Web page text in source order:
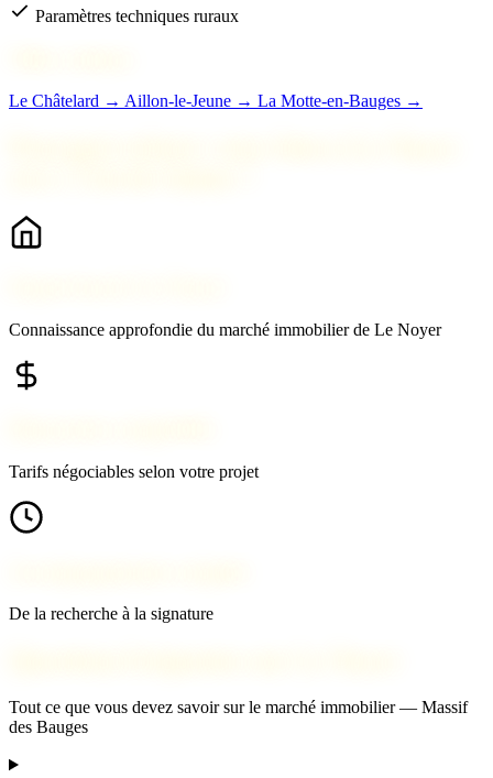
Paramètres techniques ruraux
Le Châtelard → Aillon-le-Jeune → La Motte-en-Bauges →
Connaissance approfondie du marché immobilier de Le Noyer
Tarifs négociables selon votre projet
De la recherche à la signature
Tout ce que vous devez savoir sur le marché immobilier — Massif
des Bauges